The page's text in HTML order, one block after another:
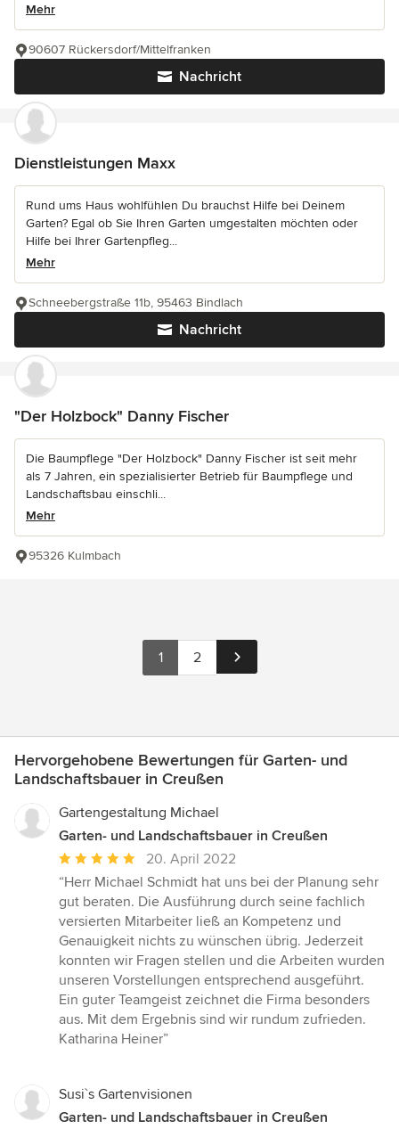
Mehr
Nachricht
90607 Rückersdorf/Mittelfranken
Dienstleistungen Maxx
Rund ums Haus wohlfühlen Du brauchst Hilfe bei Deinem
Garten? Egal ob Sie Ihren Garten umgestalten möchten oder
Hilfe bei Ihrer Gartenpfleg...
Mehr
Nachricht
Schneebergstraße 11b, 95463 Bindlach
"Der Holzbock" Danny Fischer
Die Baumpflege "Der Holzbock" Danny Fischer ist seit mehr
als 7 Jahren, ein spezialisierter Betrieb für Baumpflege und
Landschaftsbau einschli...
Mehr
95326 Kulmbach
1 2
Hervorgehobene Bewertungen für Garten- und
Landschaftsbauer in Creußen
Gartengestaltung Michael
Garten- und Landschaftsbauer in Creußen
Durchschnittliche
Bewertung:
5
von
5
Sternen
20. April 2022
“Herr Michael Schmidt hat uns bei der Planung sehr
gut beraten. Die Ausführung durch seine fachlich
versierten Mitarbeiter ließ an Kompetenz und
Genauigkeit nichts zu wünschen übrig. Jederzeit
konnten wir Fragen stellen und die Arbeiten wurden
unseren Vorstellungen entsprechend ausgeführt.
Ein guter Teamgeist zeichnet die Firma besonders
aus. Mit dem Ergebnis sind wir rundum zufrieden.
Katharina Heiner”
Susi`s Gartenvisionen
Garten- und Landschaftsbauer in Creußen